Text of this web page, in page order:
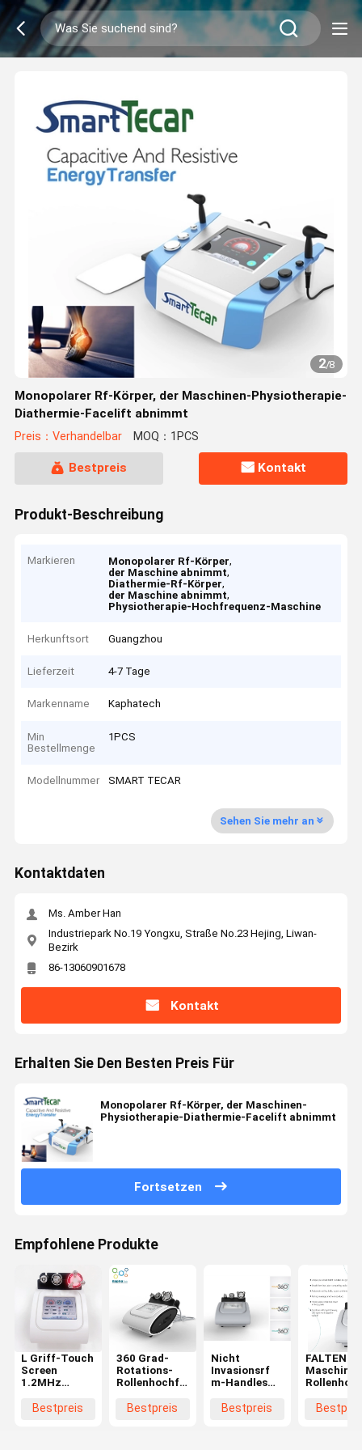
2/8
Monopolarer Rf-Körper, der Maschinen-Physiotherapie-
Diathermie-Facelift abnimmt
Preis：Verhandelbar MOQ：1PCS
Bestpreis Kontakt
Produkt-Beschreibung
Markieren Monopolarer Rf-Körper,
der Maschine abnimmt,
Diathermie-Rf-Körper,
der Maschine abnimmt,
Physiotherapie-Hochfrequenz-Maschine
Herkunftsort Guangzhou
Lieferzeit 4-7 Tage
Markenname Kaphatech
Min
Bestellmenge
1PCS
Modellnummer SMART TECAR
Sehen Sie mehr an
Kontaktdaten
Ms. Amber Han
Industriepark No.19 Yongxu, Straße No.23 Hejing, Liwan-
Bezirk
86-13060901678
Kontakt
Erhalten Sie Den Besten Preis Für
Monopolarer Rf-Körper, der Maschinen-
Physiotherapie-Diathermie-Facelift abnimmt
Fortsetzen
Empfohlene Produkte
L Griff-Touch
Screen
1.2MHz
Maschinen-
Bestpreis
360 Grad-
Rotations-
Rollenhochfrequenz-
Cellulite-
Bestpreis
Nicht
Invasionsrf
m-Handles
Body, der
Bestpreis
FALTEN-
Körper-